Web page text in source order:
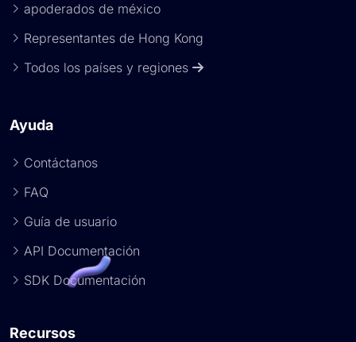
apoderados de méxico
Representantes de Hong Kong
Todos los países y regiones
Ayuda
Contáctanos
FAQ
Guía de usuario
API Documentación
SDK Documentación
Recursos